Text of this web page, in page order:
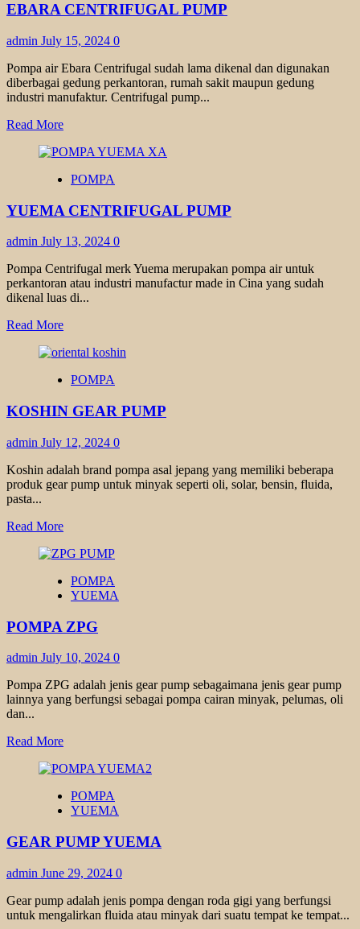
EBARA CENTRIFUGAL PUMP
admin July 15, 2024 0
Pompa air Ebara Centrifugal sudah lama dikenal dan digunakan
diberbagai gedung perkantoran, rumah sakit maupun gedung
industri manufaktur. Centrifugal pump...
Read MoreRead
about
CENTRIFUGAL
POMPA
YUEMA CENTRIFUGAL PUMP
admin July 13, 2024 0
Pompa Centrifugal merk Yuema merupakan pompa air untuk
perkantoran atau industri manufactur made in Cina yang sudah
dikenal luas di...
Read MoreRead
about
CENTRIFUGAL
POMPA
KOSHIN GEAR PUMP
admin July 12, 2024 0
Koshin adalah brand pompa asal jepang yang memiliki beberapa
produk gear pump untuk minyak seperti oli, solar, bensin, fluida,
pasta...
Read MoreRead
about
GEAR
PUMP
POMPA
YUEMA
POMPA ZPG
admin July 10, 2024 0
Pompa ZPG adalah jenis gear pump sebagaimana jenis gear pump
lainnya yang berfungsi sebagai pompa cairan minyak, pelumas, oli
dan...
Read MoreRead
about
ZPG
POMPA
YUEMA
GEAR PUMP YUEMA
admin June 29, 2024 0
Gear pump adalah jenis pompa dengan roda gigi yang berfungsi
untuk mengalirkan fluida atau minyak dari suatu tempat ke tempat...